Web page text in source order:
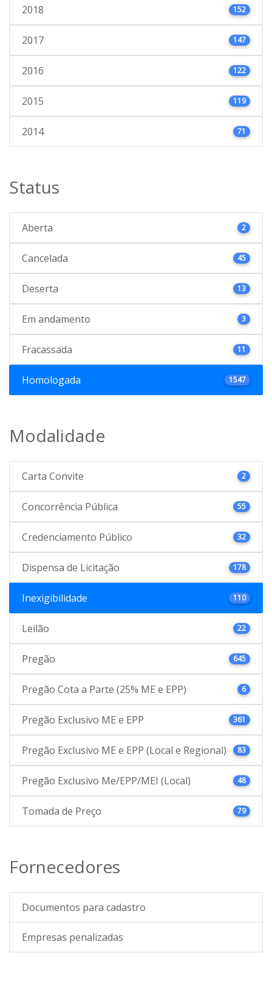
2018 152
2017 147
2016 122
2015 119
2014 71
Status
Aberta 2
Cancelada 45
Deserta 13
Em andamento 3
Fracassada 11
Homologada 1547
Modalidade
Carta Convite 2
Concorrência Pública 55
Credenciamento Público 32
Dispensa de Licitação 178
Inexigibilidade 110
Leilão 22
Pregão 645
Pregão Cota a Parte (25% ME e EPP) 6
Pregão Exclusivo ME e EPP 361
Pregão Exclusivo ME e EPP (Local e Regional) 83
Pregão Exclusivo Me/EPP/MEI (Local) 48
Tomada de Preço 79
Fornecedores
Documentos para cadastro
Empresas penalizadas